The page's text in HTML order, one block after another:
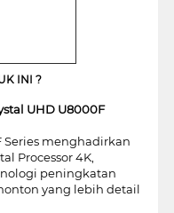
INI ?
UHD U8000F
Series menghadirkan
Processor 4K,
peningkatan
yang lebih detail